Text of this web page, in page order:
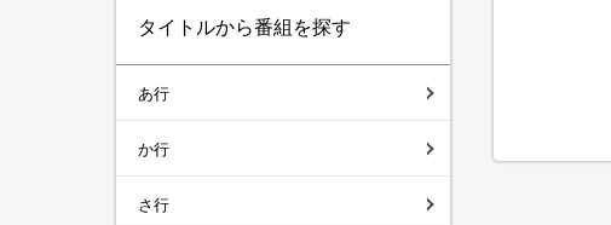
タイトルから番組を探す
あ行
か行
さ行